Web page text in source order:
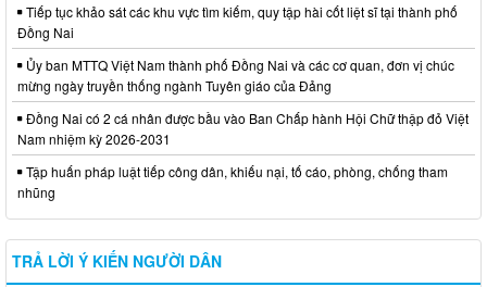
Tiếp tục khảo sát các khu vực tìm kiếm, quy tập hài cốt liệt sĩ tại thành phố
Đồng Nai
Ủy ban MTTQ Việt Nam thành phố Đồng Nai và các cơ quan, đơn vị chúc
mừng ngày truyền thống ngành Tuyên giáo của Đảng
Đồng Nai có 2 cá nhân được bầu vào Ban Chấp hành Hội Chữ thập đỏ Việt
Nam nhiệm kỳ 2026-2031
Tập huấn pháp luật tiếp công dân, khiếu nại, tố cáo, phòng, chống tham
nhũng
TRẢ LỜI Ý KIẾN NGƯỜI DÂN